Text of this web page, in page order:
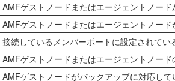
AMFゲストノードまたはエージェントノー
AMFゲストノードまたはエージェントノー
接続しているメンバーポートに設定されてい
AMFゲストノードまたはエージェントノー
AMFゲストノードがバックアップに対応し